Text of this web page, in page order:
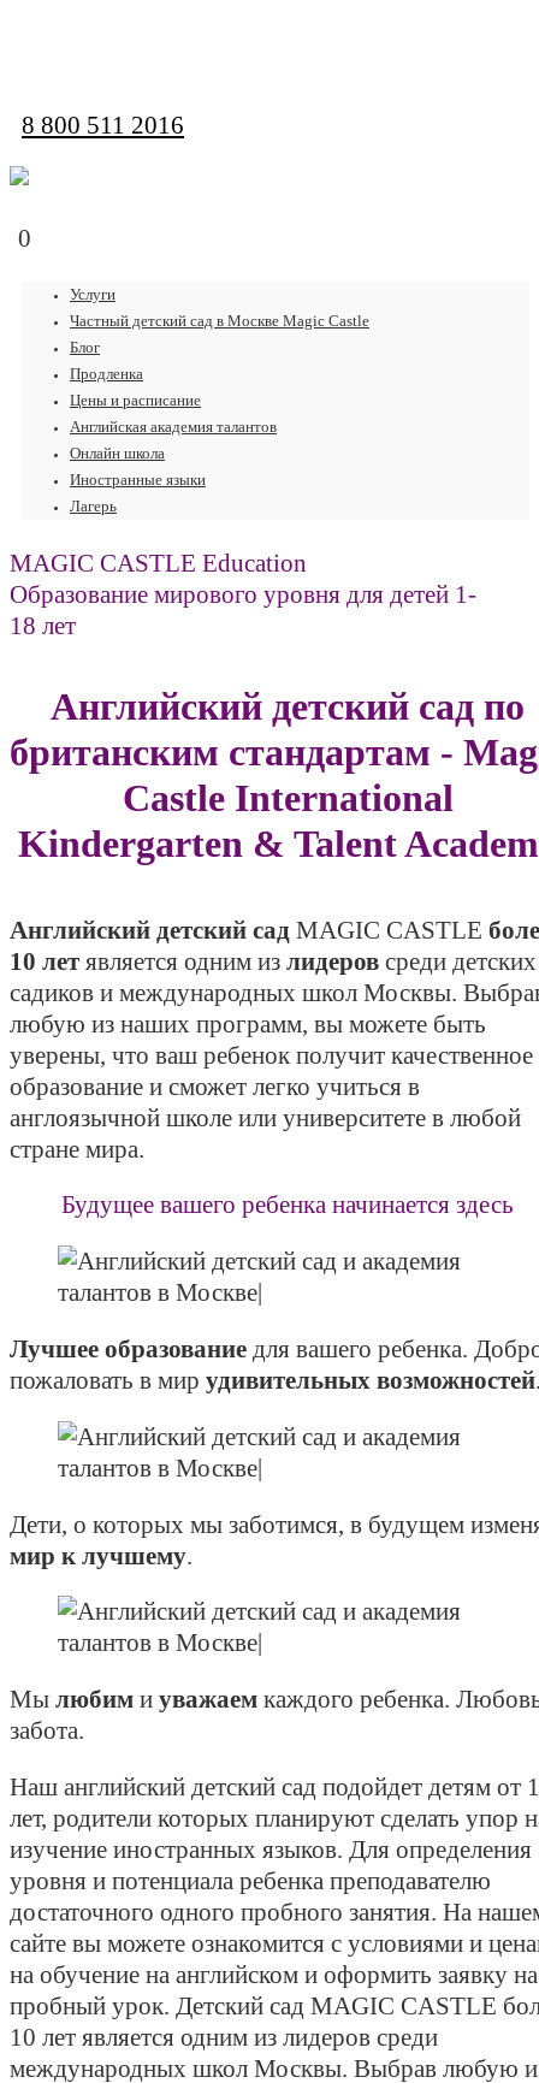
8 800 511 2016
0
Услуги
Частный детский сад в Москве Magic Castle
Блог
Продленка
Цены и расписание
Английская академия талантов
Онлайн школа
Иностранные языки
Лагерь
MAGIC CASTLE Education
Образование мирового уровня для детей 1-
18 лет
Английский детский сад по
британским стандартам -
Castle International
Kindergarten & Talent
Английский детский сад MAGIC CASTLE
10 лет является одним из лидеров среди детских
садиков и международных школ Москвы.
любую из наших программ, вы можете быть
уверены, что ваш ребенок получит качественное
образование и сможет легко учиться в
англоязычной школе или университете в любой
стране мира.
Будущее вашего ребенка начинается здесь
Лучшее образование для вашего ребенка.
пожаловать в мир удивительных возможностей
Дети, о которых мы заботимся, в будущем
мир к лучшему
Мы любим и уважаем каждого ребенка.
забота.
Наш английский детский сад подойдет детям от
лет, родители которых планируют сделать упор
изучение иностранных языков. Для определения
уровня и потенциала ребенка преподавателю
достаточного одного пробного занятия. На
сайте вы можете ознакомится с условиями и
на обучение на английском и оформить заявку на
пробный урок. Детский сад MAGIC CASTLE
10 лет является одним из лидеров среди
международных школ Москвы. Выбрав любую